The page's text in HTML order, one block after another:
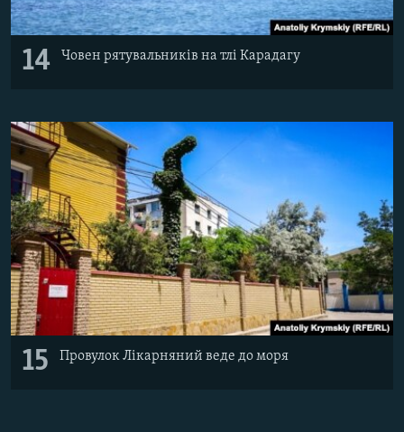
14 Човен рятувальників на тлі Карадагу
15 Провулок Лікарняний веде до моря